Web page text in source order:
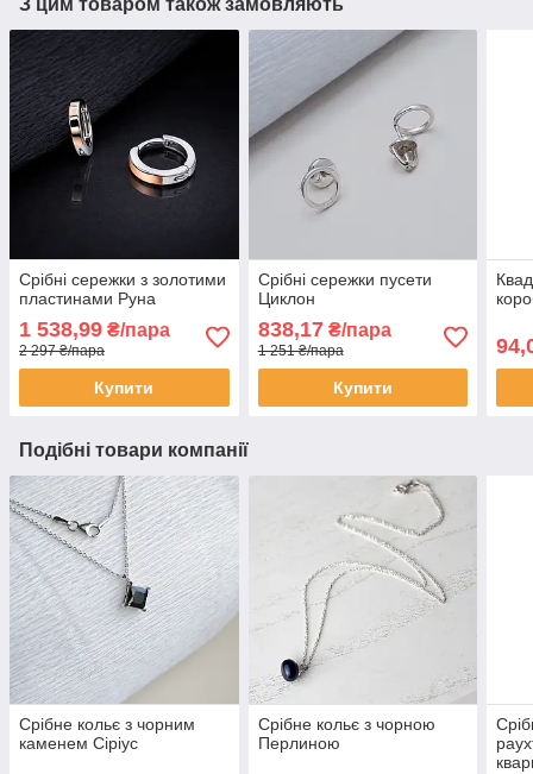
З цим товаром також замовляють
Срібні сережки з золотими
пластинами Руна
1 538,99 ₴/пара
2 297 ₴/пара
Купити
Срібні сережки пусети
Циклон
838,17₴/пара
1 251 ₴/пара
Купити
Подібні товари компанії
Срібне кольє з чорним
каменем Сіріус
Срібне кольє з чорною
Перлиною